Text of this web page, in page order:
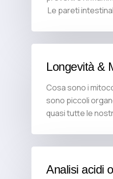
Le pareti
Longevità &
Cosa sono i
sono piccoli
quasi tutte le
Analisi acidi